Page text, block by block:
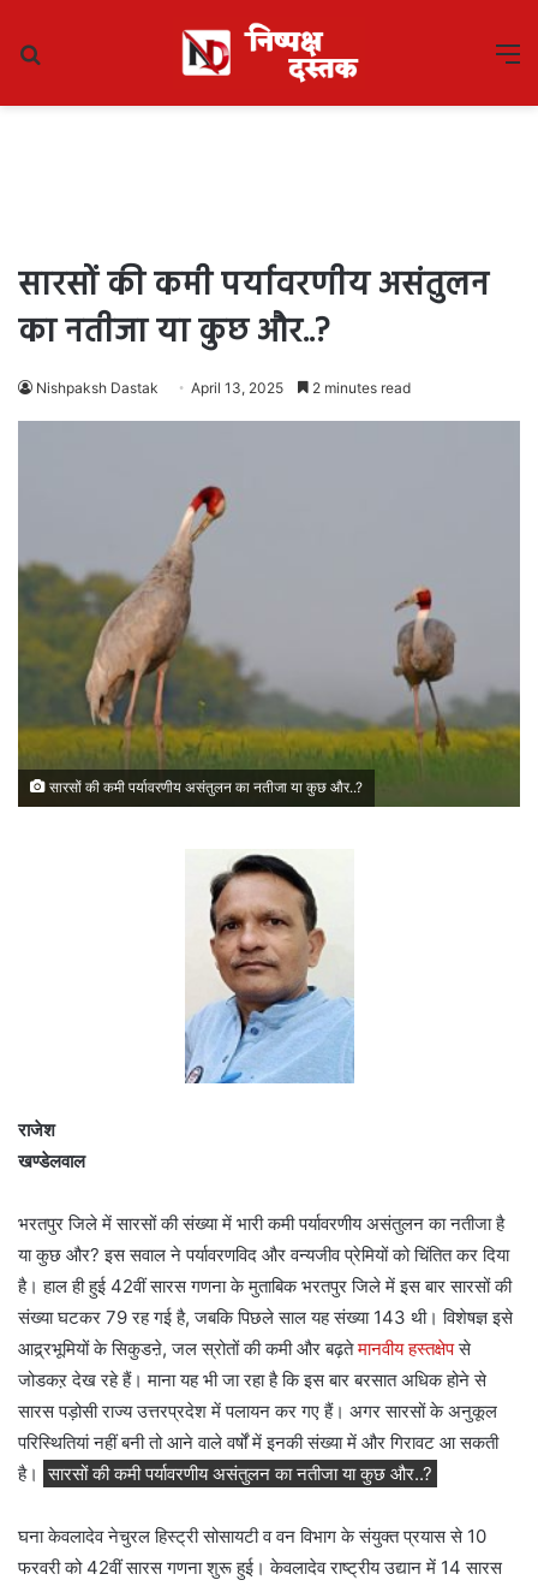
सारसों की कमी पर्यावरणीय असंतुलन
का नतीजा या कुछ और..?
Nishpaksh Dastak April 13, 2025 2 minutes read
सारसों की कमी पर्यावरणीय असंतुलन का नतीजा या कुछ और..?
राजेश
खण्डेलवाल
भरतपुर जिले में सारसों की संख्या में भारी कमी पर्यावरणीय असंतुलन का नतीजा है
या कुछ और? इस सवाल ने पर्यावरणविद और वन्यजीव प्रेमियों को चिंतित कर दिया
है। हाल ही हुई 42वीं सारस गणना के मुताबिक भरतपुर जिले में इस बार सारसों की
संख्या घटकर 79 रह गई है, जबकि पिछले साल यह संख्या 143 थी। विशेषज्ञ इसे
आद्र्रभूमियों के सिकुडऩे, जल स्रोतों की कमी और बढ़तेमानवीय हस्तक्षेपसे
जोडकऱ देख रहे हैं। माना यह भी जा रहा है कि इस बार बरसात अधिक होने से
सारस पड़ोसी राज्य उत्तरप्रदेश में पलायन कर गए हैं। अगर सारसों के अनुकूल
परिस्थितियां नहीं बनी तो आने वाले वर्षों में इनकी संख्या में और गिरावट आ सकती
है। सारसों की कमी पर्यावरणीय असंतुलन का नतीजा या कुछ और..?
घना केवलादेव नेचुरल हिस्ट्री सोसायटी व वन विभाग के संयुक्त प्रयास से 10
फरवरी को 42वीं सारस गणना शुरू हुई। केवलादेव राष्ट्रीय उद्यान में 14 सारस